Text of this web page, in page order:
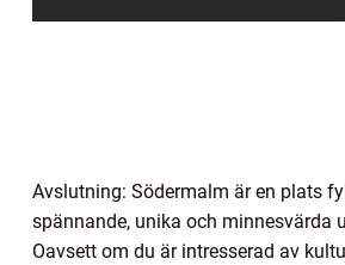
Avslutning: Södermalm är en plats
spännande, unika och minnesvärda
Oavsett om du är intresserad av